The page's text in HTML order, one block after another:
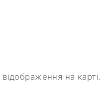
на карті.